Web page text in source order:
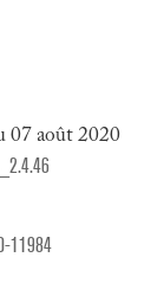
07 août 2020
11984